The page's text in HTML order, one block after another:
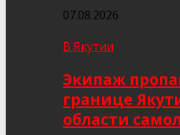
07.08.2026
В Якутии
Экипаж
границе
области